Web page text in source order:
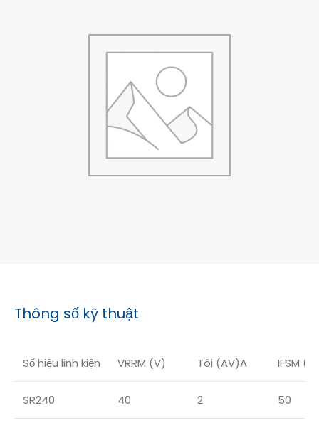
Thông số kỹ thuật
Số hiệu linh kiện VRRM (V) Tôi (AV)A IFSM (A)
SR240 40 2 50